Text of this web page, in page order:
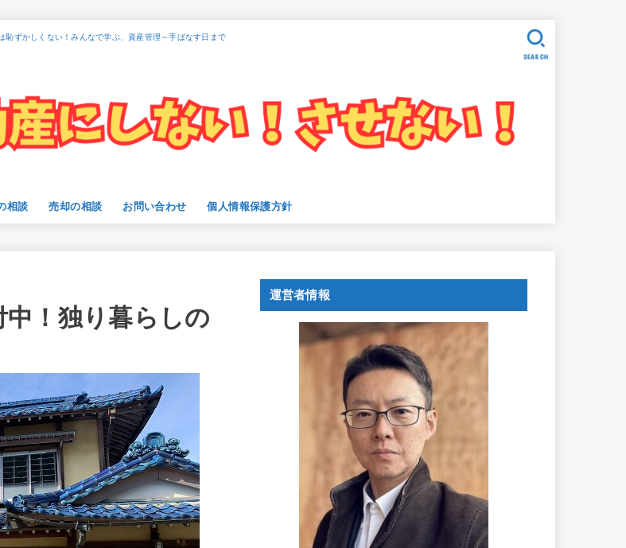
恥ずかしくない！みんなで学ぶ、資産管理～手ばなす日まで
相談 売却の相談 お問い合わせ 個人情報保護方針
SEARCH
！独り暮らしの
運営者情報